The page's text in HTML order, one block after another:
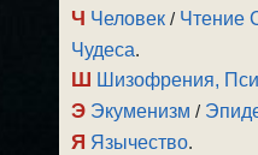
Ч Человек / Чтение
Чудеса.
Ш Шизофрения,
Э Экуменизм /
Я Язычество.